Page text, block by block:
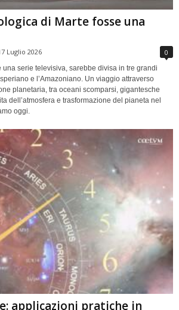
di Marte fosse una
Luglio 2026 0
una serie televisiva, sarebbe divisa in tre grandi
e l’Amazoniano. Un viaggio attraverso
planetaria, tra oceani scomparsi, gigantesche
dell’atmosfera e trasformazione del pianeta nel
oggi.
applicazioni pratiche in